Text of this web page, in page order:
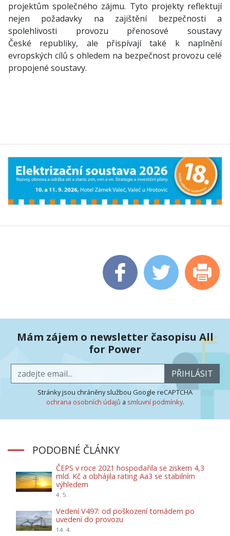
projektům společného zájmu. Tyto projekty reflektují
nejen požadavky na zajištění bezpečnosti a
spolehlivosti provozu přenosové soustavy
České republiky, ale přispívají také k naplnění
evropských cílů s ohledem na bezpečnost provozu celé
propojené soustavy.
Mám zájem o newsletter časopisu All
for Power
PŘIHLÁSIT
Stránky jsou chráněny službou Google reCAPTCHA
ochrana osobních údajů a smluvní podmínky.
PODOBNÉ ČLÁNKY
ČEPS v roce 2021 hospodařila se ziskem 4,3
mld. Kč a obhájila rating Aa3 se stabilním
výhledem
4. 5.
Vedení V497: od poškození tornádem po
uvedení do provozu
14. 4.